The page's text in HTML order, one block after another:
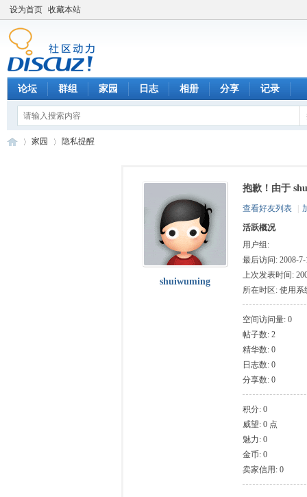
设为首页 收藏本站
论坛 群组 家园 日志 相册 分享 记录
家园 隐私提醒
shuiwuming
抱歉！由于
查看好友列表
活跃概况
用户组:
最后访问: 2008-7-
上次发表时间:
所在时区: 使用系
空间访问量: 0
帖子数: 2
精华数: 0
日志数: 0
分享数: 0
积分: 0
威望: 0 点
魅力: 0
金币: 0
卖家信用: 0